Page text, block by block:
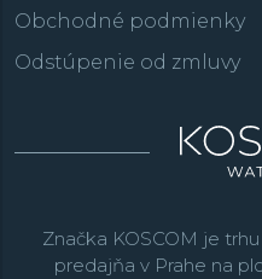
Obchodné podmienky
Odstúpenie od zmluvy
Značka KOSCOM je
predajňa v Prahe na